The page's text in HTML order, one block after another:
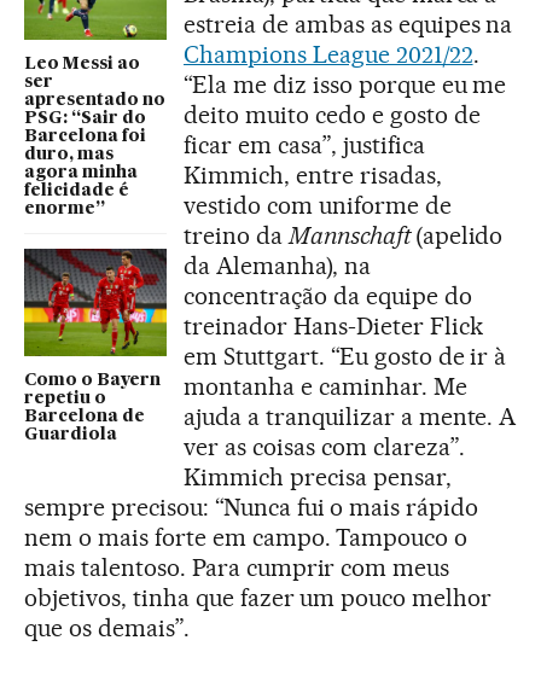
Leo Messi ao
ser
apresentado no
PSG: “Sair do
Barcelona foi
duro, mas
agora minha
felicidade é
enorme”
Como o Bayern
repetiu o
Barcelona de
Guardiola
estreia de ambas as equipes na
Champions League 2021/22.
“Ela me diz isso porque eu me
deito muito cedo e gosto de
ficar em casa”, justifica
Kimmich, entre risadas,
vestido com uniforme de
treino daMannschaft(apelido
da Alemanha), na
concentração da equipe do
treinador Hans-Dieter Flick
em Stuttgart. “Eu gosto de ir à
montanha e caminhar. Me
ajuda a tranquilizar a mente. A
ver as coisas com clareza”.
Kimmich precisa pensar,
sempre precisou: “Nunca fui o mais rápido
nem o mais forte em campo. Tampouco o
mais talentoso. Para cumprir com meus
objetivos, tinha que fazer um pouco melhor
que os demais”.